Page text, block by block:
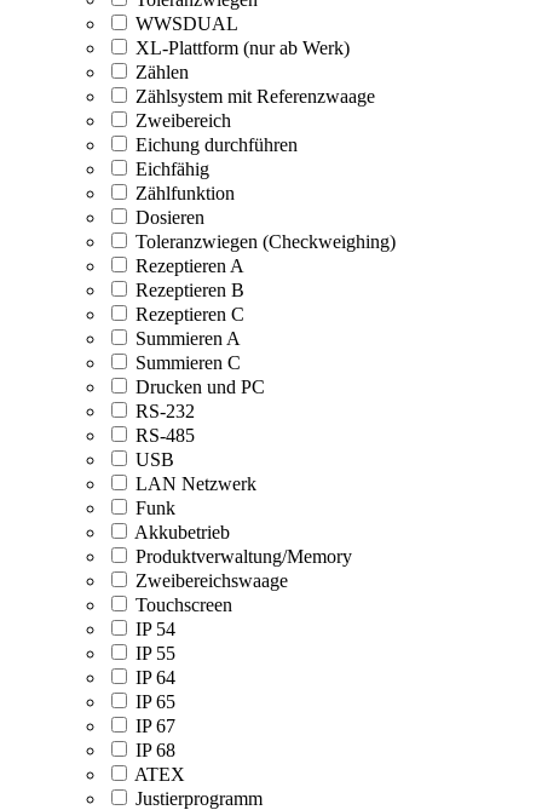
WWSDUAL
XL-Plattform (nur ab Werk)
Zählen
Zählsystem mit Referenzwaage
Zweibereich
Eichung durchführen
Eichfähig
Zählfunktion
Dosieren
Toleranzwiegen (Checkweighing)
Rezeptieren A
Rezeptieren B
Rezeptieren C
Summieren A
Summieren C
Drucken und PC
RS-232
RS-485
USB
LAN Netzwerk
Funk
Akkubetrieb
Produktverwaltung/Memory
Zweibereichswaage
Touchscreen
IP 54
IP 55
IP 64
IP 65
IP 67
IP 68
ATEX
Justierprogramm